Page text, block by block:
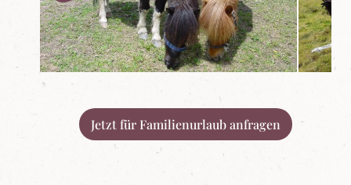
Jetzt für Familienurlaub anfragen